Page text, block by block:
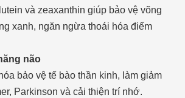
và zeaxanthin giúp bảo vệ võng
xanh, ngăn ngừa thoái hóa điểm
não
bảo vệ tế bào thần kinh, làm giảm
Parkinson và cải thiện trí nhớ.